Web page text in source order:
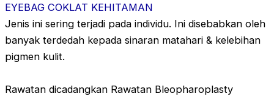
EYEBAG COKLAT KEHITAMAN
Jenis ini sering terjadi pada individu. Ini disebabkan oleh
banyak terdedah kepada sinaran matahari & kelebihan
pigmen kulit.
Rawatan dicadangkan Rawatan Bleopharoplasty